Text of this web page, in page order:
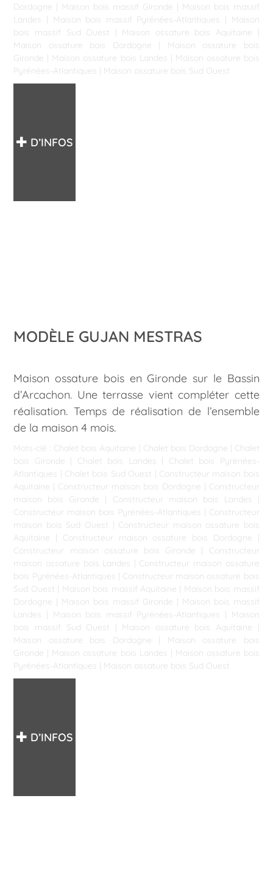
Dordogne | Maison bois massif Gironde | Maison bois massif
Landes | Maison bois massif Pyrénées-Atlantiques |
Maison
bois massif Sud Ouest
| Maison ossature bois Aquitaine |
Maison ossature bois Dordogne |
Maison ossature bois
Gironde | Maison ossature bois Landes | Maison ossature bois
Pyrénées-Atlantiques | Maison ossature bois Sud Ouest
D’INFOS
MODÈLE GUJAN MESTRAS
Maison ossature bois en Gironde sur le Bassin
d’Arcachon. Une terrasse vient compléter cette
réalisation. Temps de réalisation de l’ensemble
de la maison 4 mois.
Mots-clé : Chalet bois Aquitaine | Chalet bois Dordogne | Chalet
bois Gironde | Chalet bois Landes | Chalet bois Pyrénées-
Atlantiques | Chalet bois Sud Ouest | Constructeur maison bois
Aquitaine | Constructeur maison bois Dordogne | Constructeur
maison bois Gironde | Constructeur maison bois Landes |
Constructeur maison bois Pyrénées-Atlantiques | Constructeur
maison bois Sud Ouest | Constructeur maison ossature bois
Aquitaine | Constructeur maison ossature bois Dordogne |
Constructeur maison ossature bois Gironde | Constructeur
maison ossature bois Landes | Constructeur maison ossature
bois Pyrénées-Atlantiques | Constructeur maison ossature bois
Sud Ouest | Maison bois massif Aquitaine | Maison bois massif
Dordogne | Maison bois massif Gironde | Maison bois massif
Landes | Maison bois massif Pyrénées-Atlantiques |
Maison
bois massif Sud Ouest
| Maison ossature bois Aquitaine |
Maison ossature bois Dordogne |
Maison ossature bois
Gironde | Maison ossature bois Landes | Maison ossature bois
Pyrénées-Atlantiques | Maison ossature bois Sud Ouest
D’INFOS